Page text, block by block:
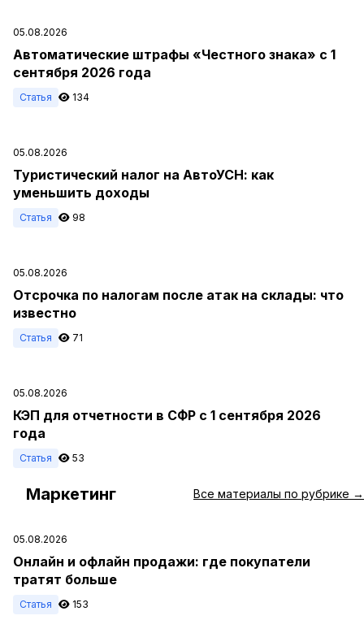
05.08.2026
Автоматические штрафы «Честного знака» с 1
сентября 2026 года
Статья 134
05.08.2026
Туристический налог на АвтоУСН: как
уменьшить доходы
Статья 98
05.08.2026
Отсрочка по налогам после атак на склады: что
известно
Статья 71
05.08.2026
КЭП для отчетности в СФР с 1 сентября 2026
года
Статья 53
Маркетинг Все материалы по рубрике →
05.08.2026
Онлайн и офлайн продажи: где покупатели
тратят больше
Статья 153